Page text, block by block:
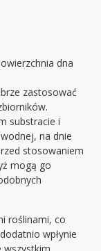
dna
zastosować
substracie i
na dnie
stosowaniem
mogą go
roślinami, co
wpłynie